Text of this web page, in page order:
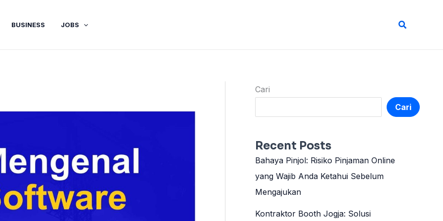
BUSINESS JOBS Cari
Cari
Cari
Recent Posts
Bahaya Pinjol: Risiko Pinjaman Online
yang Wajib Anda Ketahui Sebelum
Mengajukan
Kontraktor Booth Jogja: Solusi